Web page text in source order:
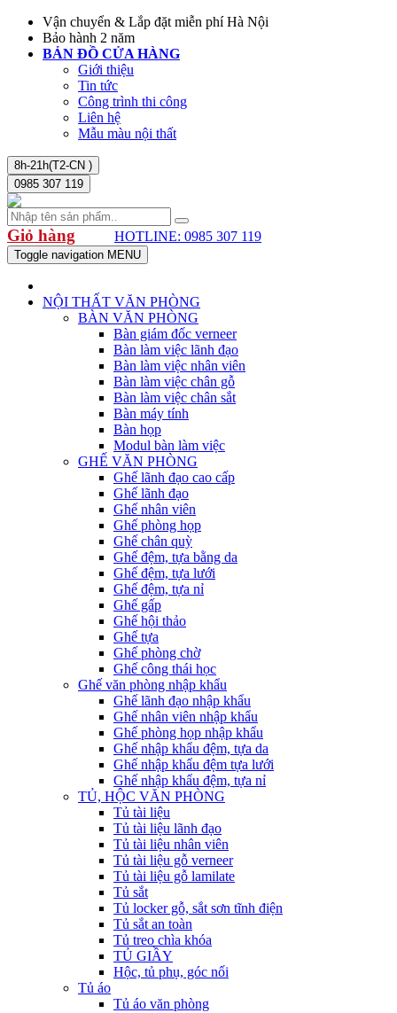
Vận chuyển & Lắp đặt miễn phí Hà Nội
Bảo hành 2 năm
BẢN ĐỒ CỬA HÀNG
Giới thiệu
Tin tức
Công trình thi công
Liên hệ
Mẫu màu nội thất
8h-21h(T2-CN )
0985 307 119
Giỏ hàng HOTLINE: 0985 307 119
Toggle navigation MENU
NỘI THẤT VĂN PHÒNG
BÀN VĂN PHÒNG
Bàn giám đốc verneer
Bàn làm việc lãnh đạo
Bàn làm việc nhân viên
Bàn làm việc chân gỗ
Bàn làm việc chân sắt
Bàn máy tính
Bàn họp
Modul bàn làm việc
GHẾ VĂN PHÒNG
Ghế lãnh đạo cao cấp
Ghế lãnh đạo
Ghế nhân viên
Ghế phòng họp
Ghế chân quỳ
Ghế đệm, tựa bằng da
Ghế đệm, tựa lưới
Ghế đệm, tựa nỉ
Ghế gấp
Ghế hội thảo
Ghế tựa
Ghế phòng chờ
Ghế công thái học
Ghế văn phòng nhập khẩu
Ghế lãnh đạo nhập khẩu
Ghế nhân viên nhập khẩu
Ghế phòng họp nhập khẩu
Ghế nhập khẩu đệm, tựa da
Ghế nhập khẩu đệm tựa lưới
Ghế nhập khẩu đệm, tựa nỉ
TỦ, HỘC VĂN PHÒNG
Tủ tài liệu
Tủ tài liệu lãnh đạo
Tủ tài liệu nhân viên
Tủ tài liệu gỗ verneer
Tủ tài liệu gỗ lamilate
Tủ sắt
Tủ locker gỗ, sắt sơn tĩnh điện
Tủ sắt an toàn
Tủ treo chìa khóa
TỦ GIẦY
Hộc, tủ phụ, góc nối
Tủ áo
Tủ áo văn phòng